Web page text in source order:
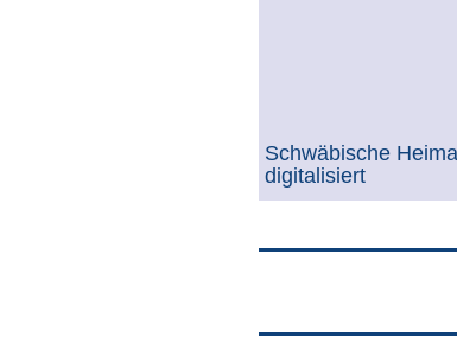
Schwäbische
digitalisiert